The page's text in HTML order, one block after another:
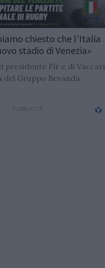
chiesto che l’Italia
stadio di Venezia»
presidente Fir e di Vaccari
del Gruppo Bevanda